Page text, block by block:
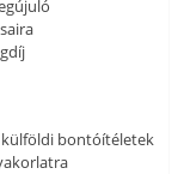
külföldi bontóítéletek